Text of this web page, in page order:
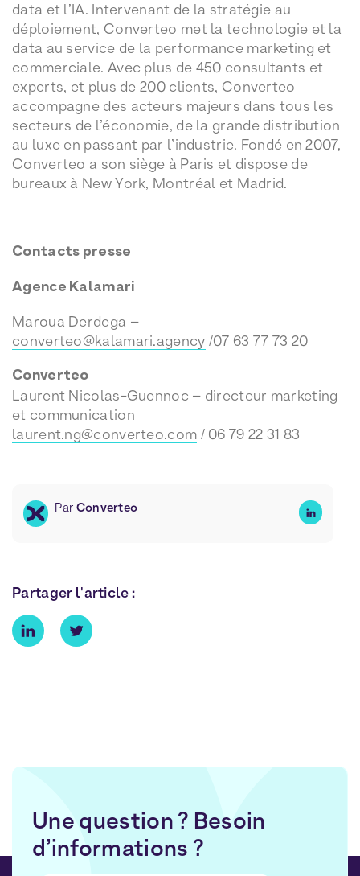
data et l’IA. Intervenant de la stratégie au
déploiement, Converteo met la technologie et la
data au service de la performance marketing et
commerciale. Avec plus de 450 consultants et
experts, et plus de 200 clients, Converteo
accompagne des acteurs majeurs dans tous les
secteurs de l’économie, de la grande distribution
au luxe en passant par l’industrie. Fondé en 2007,
Converteo a son siège à Paris et dispose de
bureaux à New York, Montréal et Madrid.
Contacts presse
Agence Kalamari
Maroua Derdega –
converteo@kalamari.agency /07 63 77 73 20
Converteo
Laurent Nicolas-Guennoc – directeur marketing
et communication
laurent.ng@converteo.com / 06 79 22 31 83
Par Converteo
Partager l'article :
Une question ? Besoin
d’informations ?